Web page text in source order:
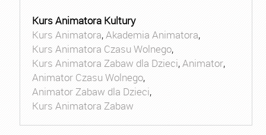
Kurs Animatora Kultury
Kurs Animatora,Akademia Animatora,
Kurs Animatora Czasu Wolnego,
Kurs Animatora Zabaw dla Dzieci,Animator,
Animator Czasu Wolnego,
Animator Zabaw dla Dzieci,
Kurs Animatora Zabaw